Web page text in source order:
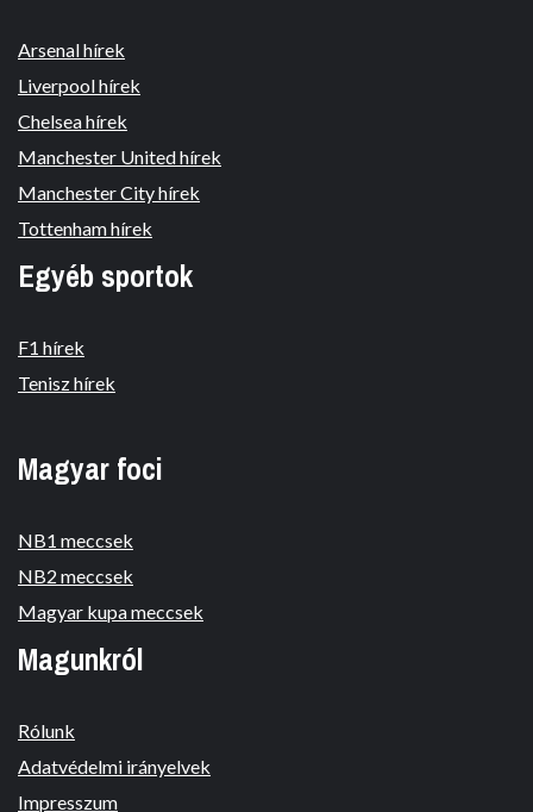
Arsenal hírek
Liverpool hírek
Chelsea hírek
Manchester United hírek
Manchester City hírek
Tottenham hírek
Egyéb sportok
F1 hírek
Tenisz hírek
Magyar foci
NB1 meccsek
NB2 meccsek
Magyar kupa meccsek
Magunkról
Rólunk
Adatvédelmi irányelvek
Impresszum